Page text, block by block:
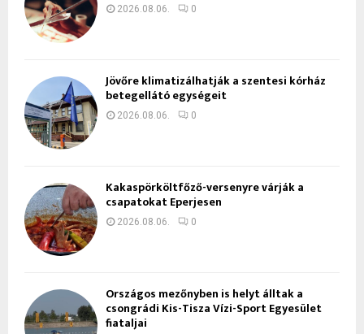
2026.08.06. 0
Jövőre klimatizálhatják a szentesi kórház
betegellátó egységeit
2026.08.06. 0
Kakaspörköltfőző-versenyre várják a
csapatokat Eperjesen
2026.08.06. 0
Országos mezőnyben is helyt álltak a
csongrádi Kis-Tisza Vízi-Sport Egyesület
fiataljai